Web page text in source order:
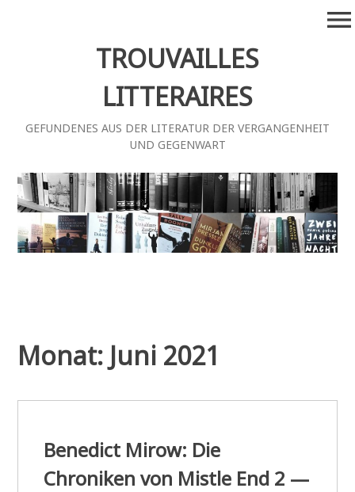
TROUVAILLES
LITTERAIRES
GEFUNDENES AUS DER LITERATUR DER VERGANGENHEIT
UND GEGENWART
menu
Monat: Juni 2021
Benedict Mirow: Die
Chroniken von Mistle End 2 —